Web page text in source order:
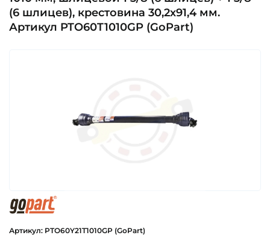
(6 шлицев), крестовина 30,2х91,4 мм.
Артикул PTO60T1010GP (GoPart)
Артикул: PTO60Y21T1010GP (GoPart)